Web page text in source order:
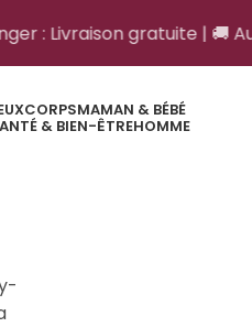
CORPSMAMAN & BÉBÉ
& BIEN-ÊTREHOMME
: Livraison gratuite | 🚚